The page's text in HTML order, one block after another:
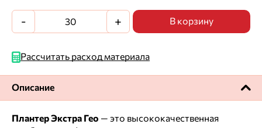
- + В корзину
Рассчитать расход материала
Описание
Плантер Экстра Гео — это высококачественная